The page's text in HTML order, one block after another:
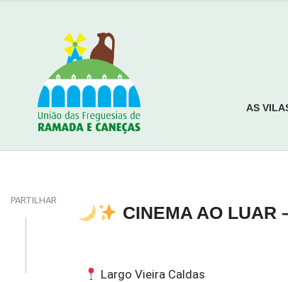
AS
PARTILHAR
CINEMA AO LUAR
Largo Vieira Caldas